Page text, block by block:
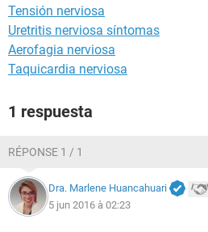
Tensión nerviosa
Uretritis nerviosa síntomas
Aerofagia nerviosa
Taquicardia nerviosa
1 respuesta
RÉPONSE 1 / 1
Dra. Marlene Huancahuari
5 jun 2016 à 02:23